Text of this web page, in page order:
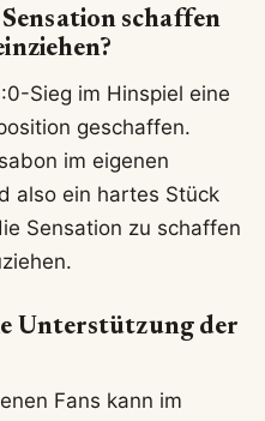
schaffen
Sieg im Hinspiel eine
geschaffen.
im eigenen
also ein hartes Stück
Sensation zu schaffen
Unterstützung der
Fans kann im